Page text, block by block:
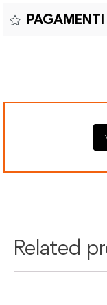
sostituzioni senza
spedizione e oneri
PAGAMENTI
Related